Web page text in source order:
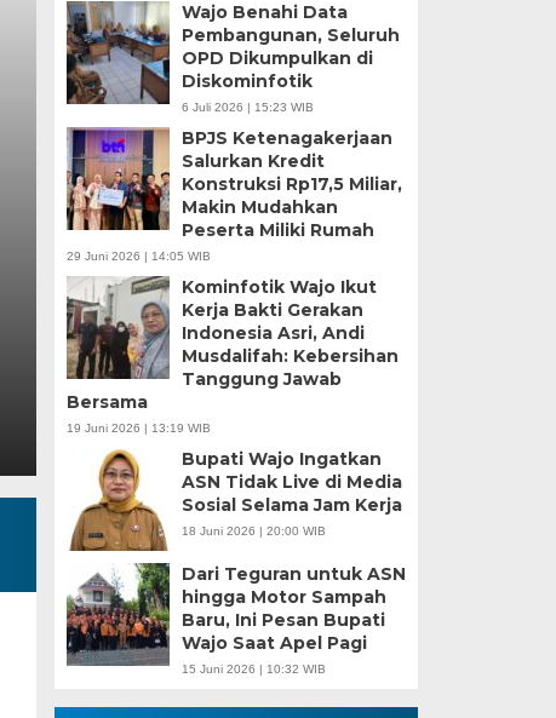
Pemkot Makassar
Perkuat Sinergi,
hingga
Fokus
Kamis, 6 Agu 2026 - 18:16 WIB
MEDIASINERGI.CO MAKASSAR —
komitmennya menjadi mitra strategis
Wajo Benahi Data
Pembangunan, Seluruh
OPD Dikumpulkan di
Diskominfotik
6 Juli 2026 | 15:23 WIB
BPJS Ketenagakerjaan
Salurkan Kredit
Konstruksi Rp17,5 Miliar,
Makin Mudahkan
Peserta Miliki Rumah
29 Juni 2026 | 14:05 WIB
Kominfotik Wajo Ikut
Kerja Bakti Gerakan
Indonesia Asri, Andi
Musdalifah: Kebersihan
Tanggung Jawab
Bersama
19 Juni 2026 | 13:19 WIB
Bupati Wajo Ingatkan
ASN Tidak Live di Media
Sosial Selama Jam Kerja
18 Juni 2026 | 20:00 WIB
Dari Teguran untuk ASN
hingga Motor Sampah
Baru, Ini Pesan Bupati
Wajo Saat Apel Pagi
15 Juni 2026 | 10:32 WIB